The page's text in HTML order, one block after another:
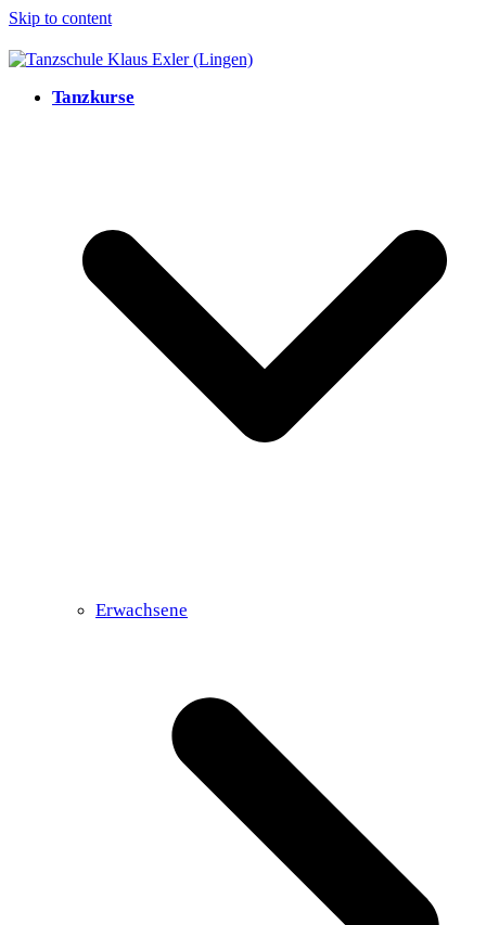
Skip to content
Tanzkurse
Erwachsene